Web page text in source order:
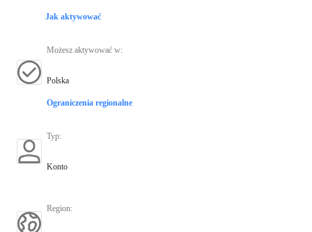
Jak aktywować
Możesz aktywować w:
Polska
Ograniczenia regionalne
Typ:
Konto
Region: